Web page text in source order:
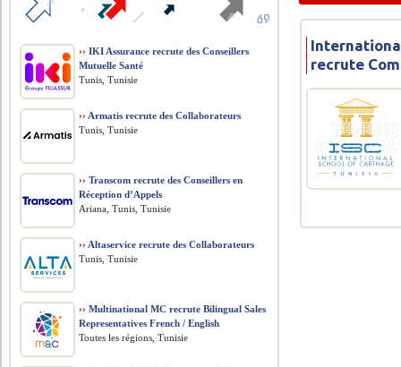
recrute
›› IKI Assurance recrute des Conseillers
Mutuelle Santé
Tunis, Tunisie
›› Armatis recrute des Collaborateurs
Tunis, Tunisie
›› Transcom recrute des Conseillers en
Réception d’Appels
Ariana, Tunis, Tunisie
›› Altaservice recrute des Collaborateurs
Tunis, Tunisie
›› Multinational MC recrute Bilingual Sales
Representatives French / English
Toutes les régions, Tunisie